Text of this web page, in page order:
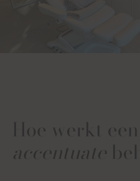
Hoe werkt een
accentuate